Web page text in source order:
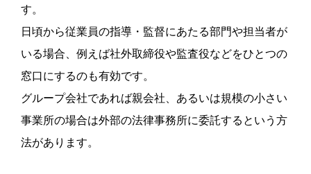
す。
日頃から従業員の指導・監督にあたる部門や担当者が
いる場合、例えば社外取締役や監査役などをひとつの
窓口にするのも有効です。
グループ会社であれば親会社、あるいは規模の小さい
事業所の場合は外部の法律事務所に委託するという方
法があります。